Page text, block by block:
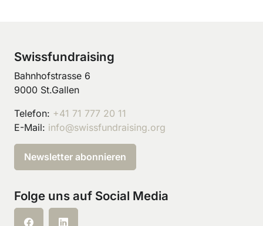
Swissfundraising
Bahnhofstrasse 6
9000 St.Gallen
Telefon: +41 71 777 20 11
E-Mail: info@swissfundraising.org
Newsletter abonnieren
Folge uns auf Social Media